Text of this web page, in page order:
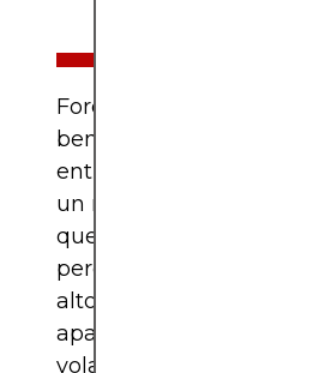
Forex ofrece
beneficiarse de las
entre las monedas
un mercado altamente
que opera las 24 horas
pero también es un
alto riesgo debido al
apalancamiento, la
volatilidad y el impacto